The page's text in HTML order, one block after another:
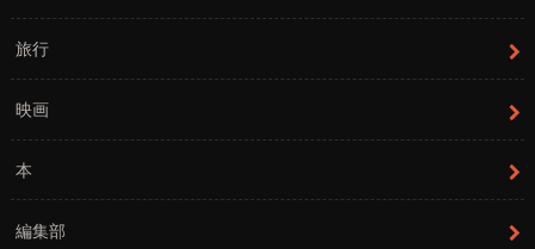
旅行
映画
本
編集部